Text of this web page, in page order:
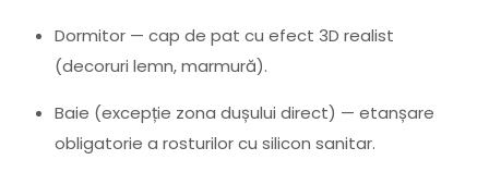
Dormitor — cap de pat cu efect 3D realist
(decoruri lemn, marmură).
Baie (excepție zona dușului direct) — etanșare
obligatorie a rosturilor cu silicon sanitar.